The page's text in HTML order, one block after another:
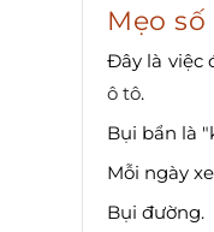
Mẹo
Đây là việc
ô tô.
Bụi bẩn là
Mỗi ngày
Bụi đường.